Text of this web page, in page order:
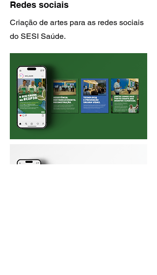
Redes sociais
Criação de artes para as redes sociais
do SESI Saúde.